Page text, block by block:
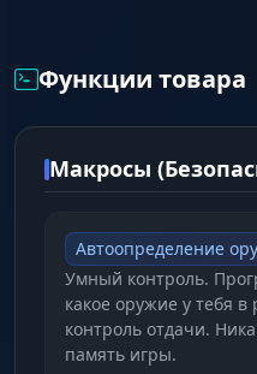
инструмент, который
Функции товара
Макросы
Автоопределение
Умный контроль.
какое оружие у тебя в
контроль отдачи.
память игры.